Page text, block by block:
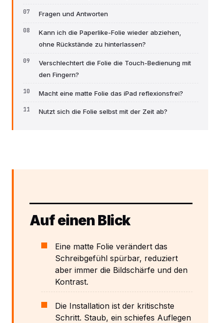
Fragen und Antworten
Kann ich die Paperlike-Folie wieder abziehen,
ohne Rückstände zu hinterlassen?
Verschlechtert die Folie die Touch-Bedienung mit
den Fingern?
Macht eine matte Folie das iPad reflexionsfrei?
Nutzt sich die Folie selbst mit der Zeit ab?
Auf einen Blick
Eine matte Folie verändert das
Schreibgefühl spürbar, reduziert
aber immer die Bildschärfe und den
Kontrast.
Die Installation ist der kritischste
Schritt. Staub, ein schiefes Auflegen